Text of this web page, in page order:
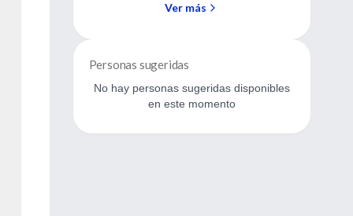
Ver más
Personas sugeridas
No hay personas sugeridas disponibles
en este momento